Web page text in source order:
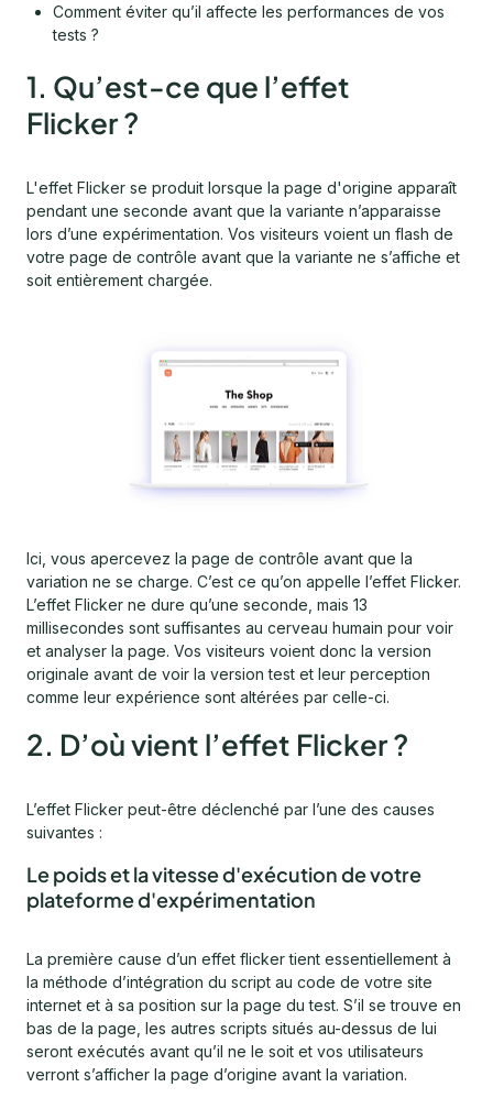
Comment éviter qu’il affecte les performances de vos
tests ?
1. Qu’est-ce que l’effet
Flicker ?
L'effet Flicker se produit lorsque la page d'origine apparaît
pendant une seconde avant que la variante n’apparaisse
lors d’une expérimentation. Vos visiteurs voient un flash de
votre page de contrôle avant que la variante ne s’affiche et
soit entièrement chargée.
Ici, vous apercevez la page de contrôle avant que la
variation ne se charge. C’est ce qu’on appelle l’effet Flicker.
L’effet Flicker ne dure qu’une seconde, mais 13
millisecondes sont suffisantes au cerveau humain pour voir
et analyser la page. Vos visiteurs voient donc la version
originale avant de voir la version test et leur perception
comme leur expérience sont altérées par celle-ci.
2. D’où vient l’effet Flicker ?
L’effet Flicker peut-être déclenché par l’une des causes
suivantes :
Le poids et la vitesse d'exécution de votre
plateforme d'expérimentation
La première cause d’un effet flicker tient essentiellement à
la méthode d’intégration du script au code de votre site
internet et à sa position sur la page du test. S’il se trouve en
bas de la page, les autres scripts situés au-dessus de lui
seront exécutés avant qu’il ne le soit et vos utilisateurs
verront s’afficher la page d’origine avant la variation.